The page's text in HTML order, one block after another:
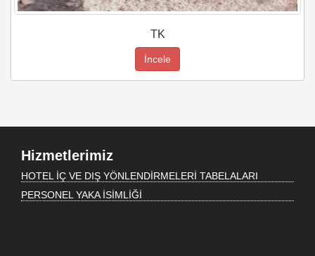
TK
İncele
Hizmetlerimiz
HOTEL İÇ VE DIŞ YÖNLENDİRMELERİ TABELALARI
PERSONEL YAKA İSİMLİĞİ